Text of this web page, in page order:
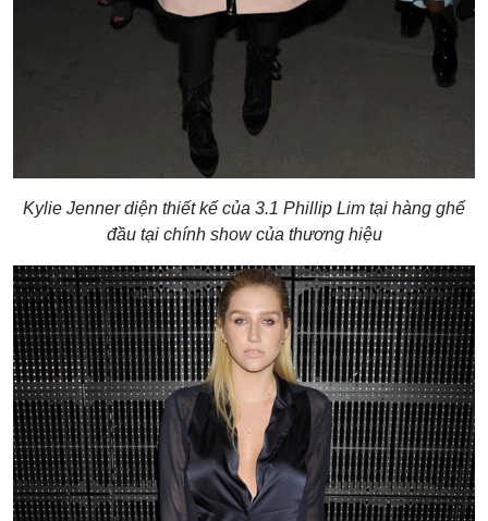
Kylie Jenner diện thiết kế của 3.1 Phillip Lim tại hàng ghế
đầu tại chính show của thương hiệu